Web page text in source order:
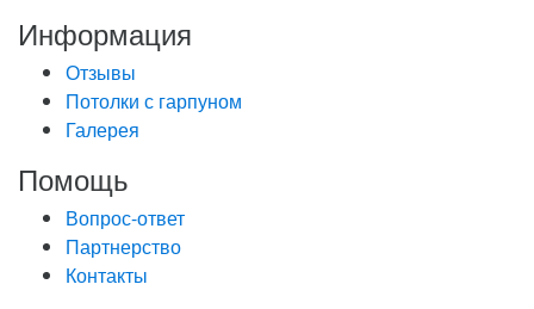
Информация
Отзывы
Потолки с гарпуном
Галерея
Помощь
Вопрос-ответ
Партнерство
Контакты